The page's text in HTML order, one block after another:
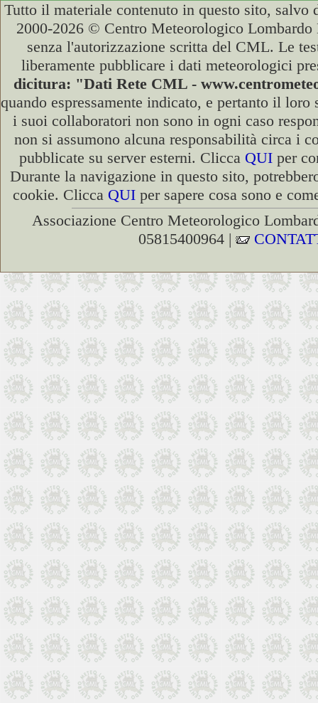
Tutto il materiale contenuto in questo sito, salvo
2000-2026 © Centro Meteorologico
senza l'autorizzazione scritta del CML. Le
liberamente pubblicare i dati meteorologici
dicitura: "Dati Rete CML -
quando espressamente indicato, e pertanto il
i suoi collaboratori non sono in ogni caso
non si assumono alcuna responsabilità circa i
pubblicate su server esterni. Clicca QUIper
Durante la navigazione in questo sito,
cookie. Clicca QUI per sapere cosa sono e
Associazione Centro Meteorologico
05815400964 |